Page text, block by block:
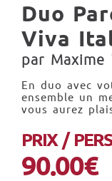
Duo
Viva
par Maxime
En duo avec
ensemble un
vous aurez
PRIX /
90.00€